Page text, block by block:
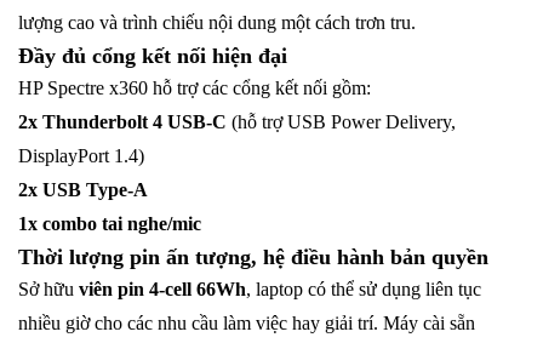
lượng cao và trình chiếu nội dung một cách trơn tru.
Đầy đủ cổng kết nối hiện đại
HP Spectre x360 hỗ trợ các cổng kết nối gồm:
2x Thunderbolt 4 USB-C (hỗ trợ USB Power Delivery,
DisplayPort 1.4)
2x USB Type-A
1x combo tai nghe/mic
Thời lượng pin ấn tượng, hệ điều hành bản quyền
Sở hữu viên pin 4-cell 66Wh, laptop có thể sử dụng liên tục
nhiều giờ cho các nhu cầu làm việc hay giải trí. Máy cài sẵn